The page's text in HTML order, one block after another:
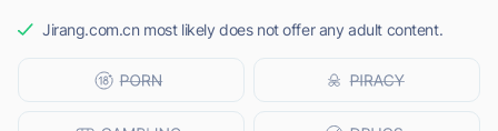
Jirang.com.cn most likely does not offer any adult content.